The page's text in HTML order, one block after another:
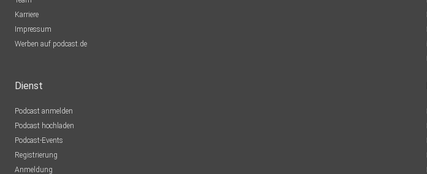
Karriere
Impressum
Werben auf podcast.de
Dienst
Podcast anmelden
Podcast hochladen
Podcast-Events
Registrierung
Anmeldung